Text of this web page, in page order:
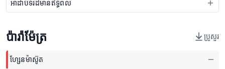
អាដាប់ទ័រដ៏មានឥទ្ធិពល
ប៉ារ៉ាម៉ែត្រ ប្រូសួរ
ហ្សែនម៉ាស៊ូត